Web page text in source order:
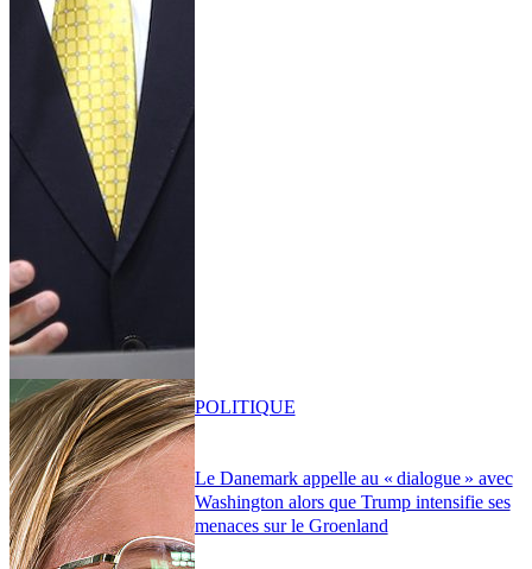
Le Danemark appelle au « dialogue » avec
Washington alors que Trump intensifie ses
menaces sur le Groenland
POLITIQUE